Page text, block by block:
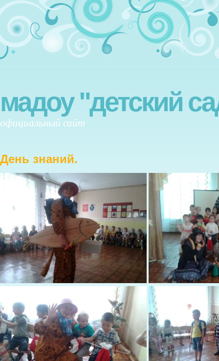
мадоу "детский
официальный сайт
День знаний.